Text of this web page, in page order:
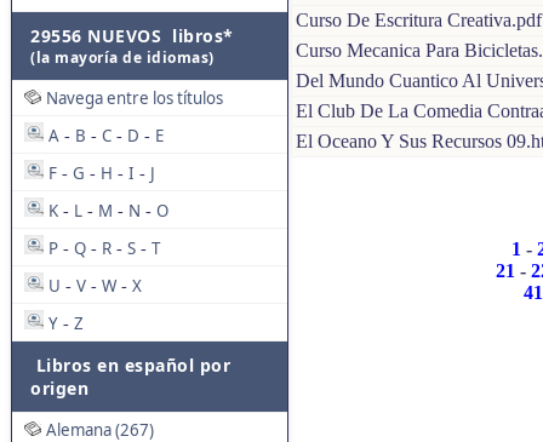
29556 NUEVOS libros*
(la mayoría de idiomas)
Navega entre los títulos
A - B - C - D - E
F - G - H - I - J
K - L - M - N - O
P - Q - R - S - T
U - V - W - X
Y - Z
Libros en español por
origen
Alemana (267)
Curso De Escritura Creativa.pdf
Curso Mecanica Para
Del Mundo Cuantico Al
El Club De La Comedia
El Oceano Y Sus Recursos
1 -
21 -
41